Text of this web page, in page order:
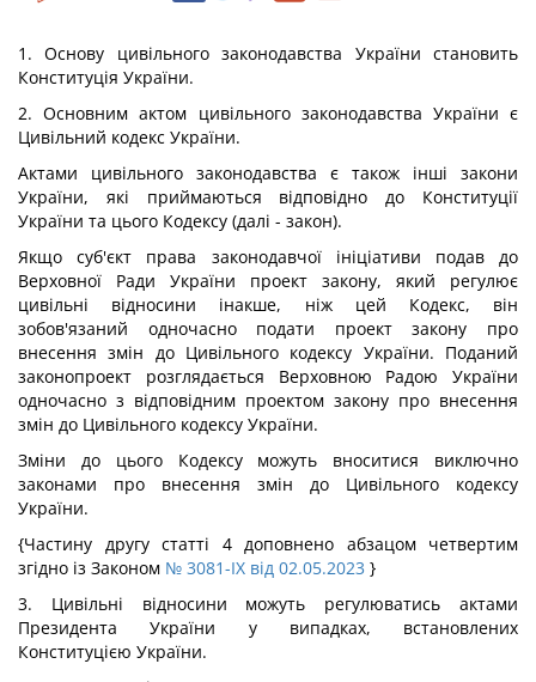
1. Основу цивільного законодавства України становить
Конституція України.
2. Основним актом цивільного законодавства України є
Цивільний кодекс України.
Актами цивільного законодавства є також інші закони
України, які приймаються відповідно до Конституції
України та цього Кодексу (далі - закон).
Якщо суб'єкт права законодавчої ініціативи подав до
Верховної Ради України проект закону, який регулює
цивільні відносини інакше, ніж цей Кодекс, він
зобов'язаний одночасно подати проект закону про
внесення змін до Цивільного кодексу України. Поданий
законопроект розглядається Верховною Радою України
одночасно з відповідним проектом закону про внесення
змін до Цивільного кодексу України.
Зміни до цього Кодексу можуть вноситися виключно
законами про внесення змін до Цивільного кодексу
України.
{Частину другу статті 4 доповнено абзацом четвертим
згідно із Законом № 3081-IX від 02.05.2023 }
3. Цивільні відносини можуть регулюватись актами
Президента України у випадках, встановлених
Конституцією України.